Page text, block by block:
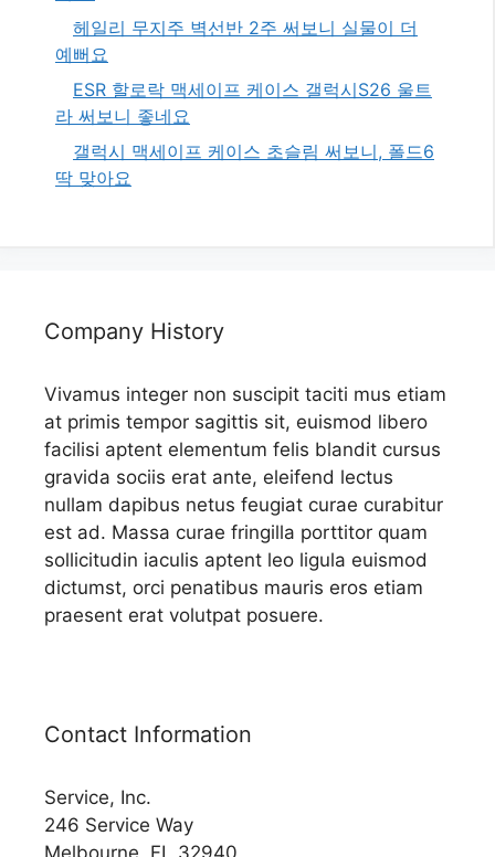
헤일리 무지주 벽선반 2주 써보니 실물이 더
예뻐요
ESR 할로락 맥세이프 케이스 갤럭시S26 울트
라 써보니 좋네요
갤럭시 맥세이프 케이스 초슬림 써보니, 폴드6
딱 맞아요
Company History
Vivamus integer non suscipit taciti mus etiam
at primis tempor sagittis sit, euismod libero
facilisi aptent elementum felis blandit cursus
gravida sociis erat ante, eleifend lectus
nullam dapibus netus feugiat curae curabitur
est ad. Massa curae fringilla porttitor quam
sollicitudin iaculis aptent leo ligula euismod
dictumst, orci penatibus mauris eros etiam
praesent erat volutpat posuere.
Contact Information
Service, Inc.
246 Service Way